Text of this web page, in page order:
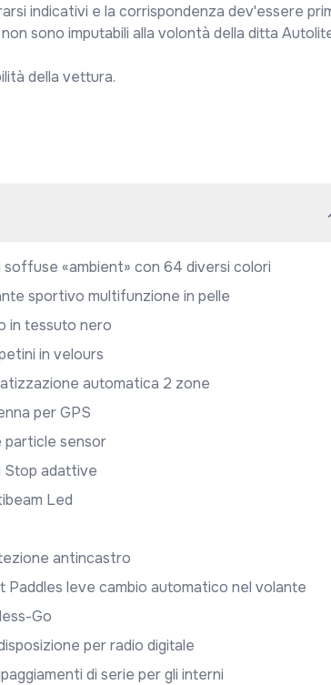
indicativi e la corrispondenza dev'essere
sono imputabili alla volontà della ditta
della vettura.
soffuse «ambient» con 64 diversi colori
sportivo multifunzione in pelle
in tessuto nero
in velours
automatica 2 zone
per GPS
particle sensor
Stop adattive
Led
antincastro
Paddles leve cambio automatico nel volante
Go
per radio digitale
di serie per gli interni